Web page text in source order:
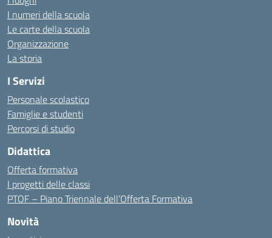
I numeri della scuola
Le carte della scuola
Organizzazione
La storia
I Servizi
Personale scolastico
Famiglie e studenti
Percorsi di studio
Didattica
Offerta formativa
I progetti delle classi
PTOF – Piano Triennale dell’Offerta Formativa
Novità